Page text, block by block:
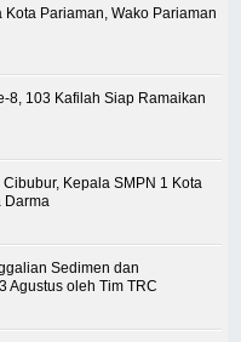
Pariaman, Wako Pariaman
8, 103 Kafilah Siap Ramaikan
Kepala SMPN 1 Kota
Darma
Sedimen dan
Agustus oleh Tim TRC